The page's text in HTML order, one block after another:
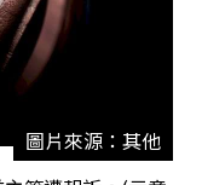
圖片來源：其他